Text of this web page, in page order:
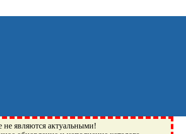
являются актуальными!